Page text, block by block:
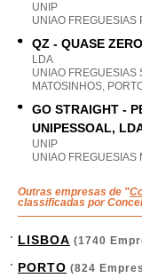
UNIP
UNIAO FREGUESIAS
QZ - QUASE
LDA
UNIAO FREGUESIAS
MATOSINHOS,
GO STRAIGHT -
UNIPESSOAL,
UNIP
UNIAO FREGUESIAS
Outras empresas de "
classificadas por
LISBOA (1740
PORTO (824